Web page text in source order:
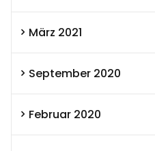
März 2021
September 2020
Februar 2020